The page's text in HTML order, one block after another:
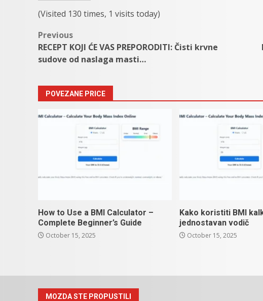
(Visited 130 times, 1 visits today)
Post
navigation
Previous
RECEPT KOJI ĆE VAS PREPORODITI: Čisti krvne
sudove od naslaga masti…
POVEZANE PRICE
How to Use a BMI Calculator –
Complete Beginner’s Guide
October 15, 2025
Kako koristiti BMI
jednostavan vodič
October 15, 2025
MOZDA STE PROPUSTILI